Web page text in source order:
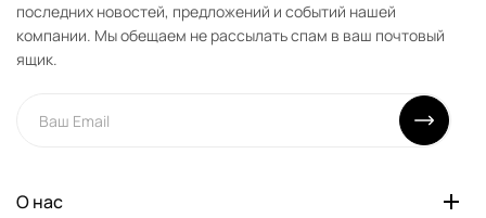
последних новостей, предложений и событий нашей
компании. Мы обещаем не рассылать спам в ваш почтовый
ящик.
О нас